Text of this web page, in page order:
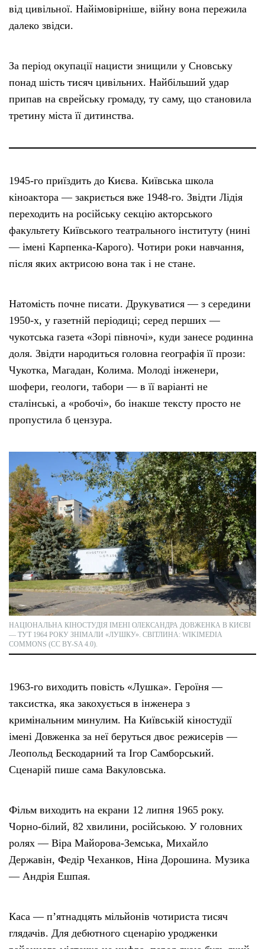
від цивільної. Найімовірніше, війну вона пережила
далеко звідси.
За період окупації нацисти знищили у Сновську
понад шість тисяч цивільних. Найбільший удар
припав на єврейську громаду, ту саму, що становила
третину міста її дитинства.
1945-го приїздить до Києва. Київська школа
кіноактора — закриється вже 1948-го. Звідти Лідія
переходить на російську секцію акторського
факультету Київського театрального інституту (нині
— імені Карпенка-Карого). Чотири роки навчання,
після яких актрисою вона так і не стане.
Натомість почне писати. Друкуватися — з середини
1950-х, у газетній періодиці; серед перших —
чукотська газета «Зорі півночі», куди занесе родинна
доля. Звідти народиться головна географія її прози:
Чукотка, Магадан, Колима. Молоді інженери,
шофери, геологи, табори — в її варіанті не
сталінські, а «робочі», бо інакше тексту просто не
пропустила б цензура.
НАЦІОНАЛЬНА КІНОСТУДІЯ ІМЕНІ ОЛЕКСАНДРА ДОВЖЕНКА В КИЄВІ
— ТУТ 1964 РОКУ ЗНІМАЛИ «ЛУШКУ». СВІТЛИНА: WIKIMEDIA
COMMONS (CC BY-SA 4.0).
1963-го виходить повість «Лушка». Героїня —
таксистка, яка закохується в інженера з
кримінальним минулим. На Київській кіностудії
імені Довженка за неї беруться двоє режисерів —
Леопольд Бескодарний та Ігор Самборський.
Сценарій пише сама Вакуловська.
Фільм виходить на екрани 12 липня 1965 року.
Чорно-білий, 82 хвилини, російською. У головних
ролях — Віра Майорова-Земська, Михайло
Державін, Федір Чеханков, Ніна Дорошина. Музика
— Андрія Ешпая.
Каса — пʼятнадцять мільйонів чотириста тисяч
глядачів. Для дебютного сценарію уродженки